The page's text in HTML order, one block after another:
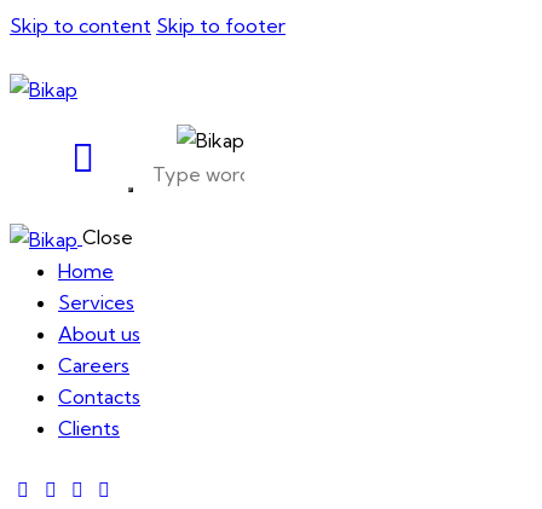
Skip to content Skip to footer
Close
Home
Services
About us
Careers
Contacts
Clients